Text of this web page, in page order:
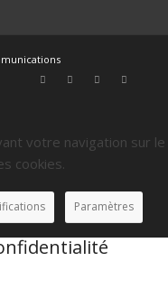
votre navigation sur le
cookies.
Paramètres